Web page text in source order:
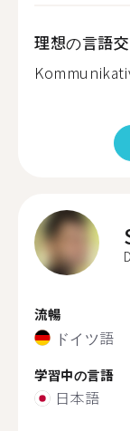
理想の言語
流暢
ドイツ語
学習中の言語
日本語